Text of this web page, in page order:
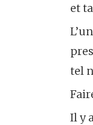
et
tel
Il y